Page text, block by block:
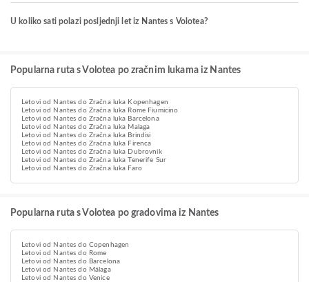
U koliko sati polazi posljednji let iz Nantes s Volotea?
Popularna ruta s Volotea po zračnim lukama iz Nantes
Letovi od Nantes do Zračna luka Kopenhagen
Letovi od Nantes do Zračna luka Rome Fiumicino
Letovi od Nantes do Zračna luka Barcelona
Letovi od Nantes do Zračna luka Malaga
Letovi od Nantes do Zračna luka Brindisi
Letovi od Nantes do Zračna luka Firenca
Letovi od Nantes do Zračna luka Dubrovnik
Letovi od Nantes do Zračna luka Tenerife Sur
Letovi od Nantes do Zračna luka Faro
Popularna ruta s Volotea po gradovima iz Nantes
Letovi od Nantes do Copenhagen
Letovi od Nantes do Rome
Letovi od Nantes do Barcelona
Letovi od Nantes do Málaga
Letovi od Nantes do Venice